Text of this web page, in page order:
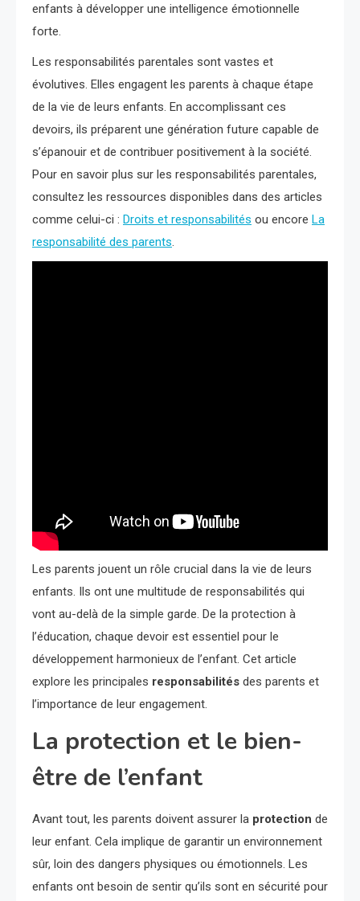
enfants à développer une intelligence émotionnelle
forte.
Les responsabilités parentales sont vastes et
évolutives. Elles engagent les parents à chaque étape
de la vie de leurs enfants. En accomplissant ces
devoirs, ils préparent une génération future capable de
s’épanouir et de contribuer positivement à la société.
Pour en savoir plus sur les responsabilités parentales,
consultez les ressources disponibles dans des articles
comme celui-ci : Droits et responsabilités ou encore La
responsabilité des parents.
Les parents jouent un rôle crucial dans la vie de leurs
enfants. Ils ont une multitude de responsabilités qui
vont au-delà de la simple garde. De la protection à
l’éducation, chaque devoir est essentiel pour le
développement harmonieux de l’enfant. Cet article
explore les principales responsabilités des parents et
l’importance de leur engagement.
La protection et le bien-
être de l’enfant
Avant tout, les parents doivent assurer la protection de
leur enfant. Cela implique de garantir un environnement
sûr, loin des dangers physiques ou émotionnels. Les
enfants ont besoin de sentir qu’ils sont en sécurité pour